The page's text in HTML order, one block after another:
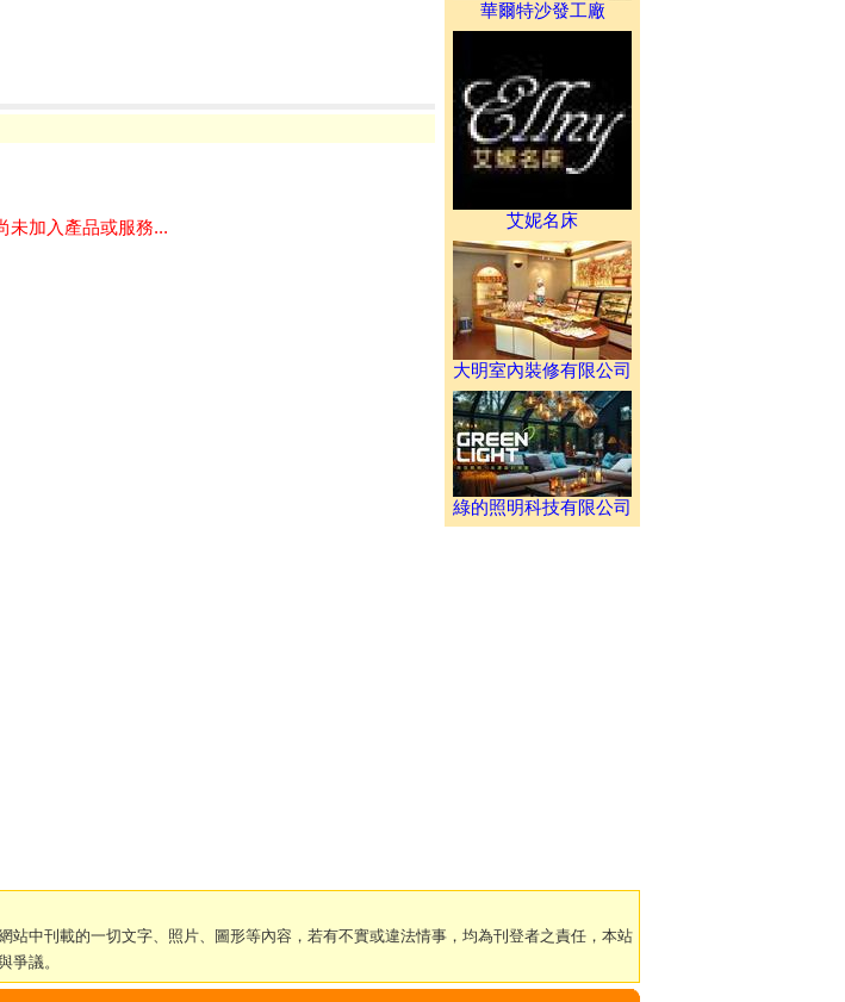
未加入產品或服務...
華爾特沙發工廠
艾妮名床
大明室內裝修有限公司
綠的照明科技有限公司
中刊載的一切文字、照片、圖形等內容，若有不實或違法情事，均為刊登者之責任，本站
爭議。